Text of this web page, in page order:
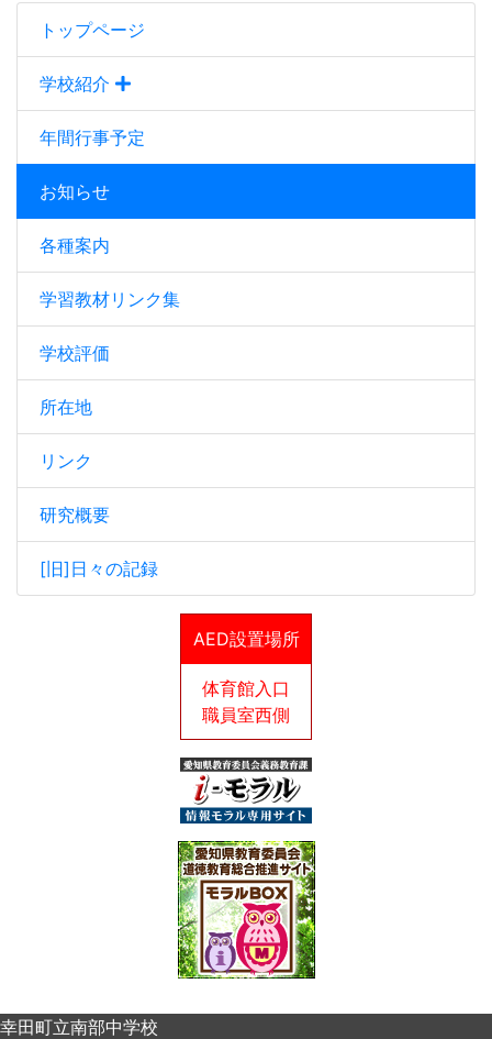
トップページ
学校紹介
年間行事予定
お知らせ
各種案内
学習教材リンク集
学校評価
所在地
リンク
研究概要
[旧]日々の記録
AED設置場所
体育館入口
職員室西側
幸田町立南部中学校